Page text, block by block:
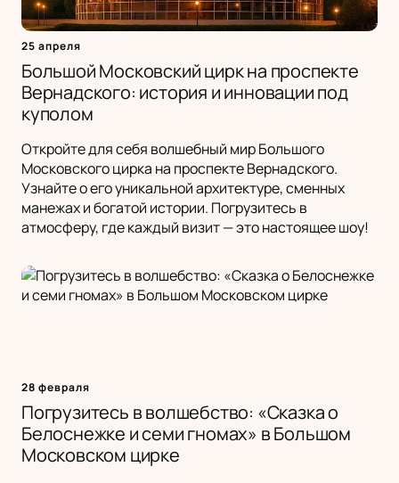
25 апреля
Большой Московский цирк на проспекте
Вернадского: история и инновации под
куполом
Откройте для себя волшебный мир Большого
Московского цирка на проспекте Вернадского.
Узнайте о его уникальной архитектуре, сменных
манежах и богатой истории. Погрузитесь в
атмосферу, где каждый визит — это настоящее шоу!
28 февраля
Погрузитесь в волшебство: «Сказка о
Белоснежке и семи гномах» в Большом
Московском цирке